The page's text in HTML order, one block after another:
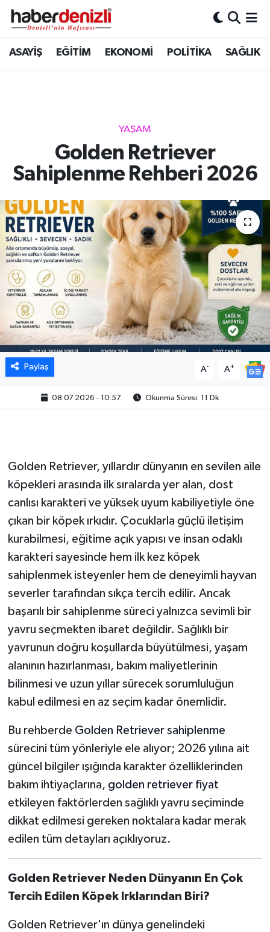
ASAYİŞ EĞİTİM EKONOMİ POLİTİKA SAĞLIK
YAŞAM
Golden Retriever
Sahiplenme Rehberi 2026
Paylaş A- A+
08.07.2026 - 10:57 Okunma Süresi: 11 Dk
Golden Retriever, yıllardır dünyanın en sevilen aile
köpekleri arasında ilk sıralarda yer alan, dost
canlısı karakteri ve yüksek uyum kabiliyetiyle öne
çıkan bir köpek ırkıdır. Çocuklarla güçlü iletişim
kurabilmesi, eğitime açık yapısı ve insan odaklı
karakteri sayesinde hem ilk kez köpek
sahiplenmek isteyenler hem de deneyimli hayvan
severler tarafından sıkça tercih edilir. Ancak
başarılı bir sahiplenme süreci yalnızca sevimli bir
yavru seçmekten ibaret değildir. Sağlıklı bir
yavrunun doğru koşullarda büyütülmesi, yaşam
alanının hazırlanması, bakım maliyetlerinin
bilinmesi ve uzun yıllar sürecek sorumluluğun
kabul edilmesi en az seçim kadar önemlidir.
Bu rehberde Golden Retriever sahiplenme
sürecini tüm yönleriyle ele alıyor; 2026 yılına ait
güncel bilgiler ışığında karakter özelliklerinden
bakım ihtiyaçlarına, golden retriever fiyat
etkileyen faktörlerden sağlıklı yavru seçiminde
dikkat edilmesi gereken noktalara kadar merak
edilen tüm detayları açıklıyoruz.
Golden Retriever Neden Dünyanın En Çok
Tercih Edilen Köpek Irklarından Biri?
Golden Retriever'ın dünya genelindeki
Denizli Nöbetçi Eczaneler
Tüm Manşetler
Son Dakika Haberleri
Haber Arşivi